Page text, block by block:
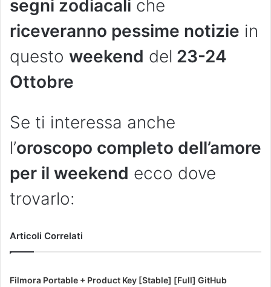
segni zodiacali che
riceveranno pessime notizie in
questo weekend del 23-24
Ottobre
Se ti interessa anche
l’oroscopo completo dell’amore
per il weekend ecco dove
trovarlo:
Articoli Correlati
Filmora Portable + Product Key [Stable] [Full] GitHub